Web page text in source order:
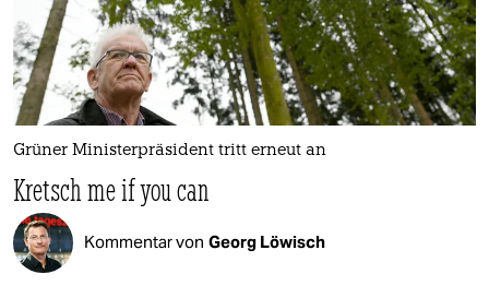
Grüner Ministerpräsident tritt erneut an
Kretsch me if you can
Kommentar von Georg Löwisch